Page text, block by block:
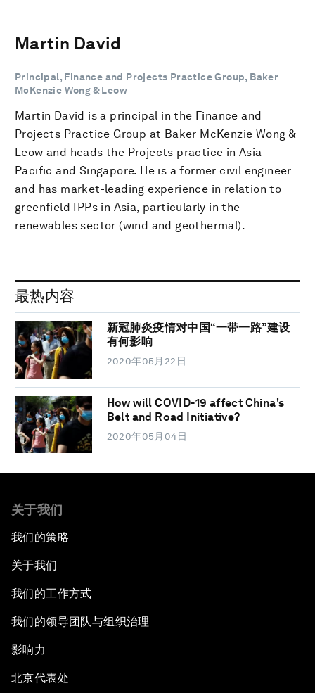
Martin David
Principal, Finance and Projects Practice Group, Baker
McKenzie Wong & Leow
Martin David is a principal in the Finance and
Projects Practice Group at Baker McKenzie Wong &
Leow and heads the Projects practice in Asia
Pacific and Singapore. He is a former civil engineer
and has market-leading experience in relation to
greenfield IPPs in Asia, particularly in the
renewables sector (wind and geothermal).
最热内容
新冠肺炎疫情对中国“一带一路”建设
有何影响
2020年05月22日
How will COVID-19 affect China's
Belt and Road Initiative?
2020年05月04日
关于我们
我们的策略
关于我们
我们的工作方式
我们的领导团队与组织治理
影响力
北京代表处